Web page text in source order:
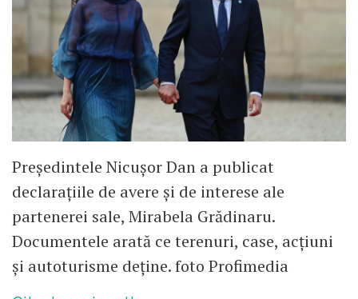
Președintele Nicușor Dan a publicat
declarațiile de avere și de interese ale
partenerei sale, Mirabela Grădinaru.
Documentele arată ce terenuri, case, acțiuni
și autoturisme deține. foto Profimedia